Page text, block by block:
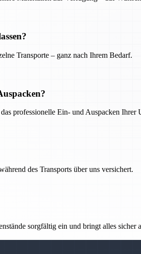
Transporte – ganz nach Ihrem Bedarf.
professionelle Ein- und Auspacken Ihrer
des Transports über uns versichert.
sorgfältig ein und bringt alles sicher